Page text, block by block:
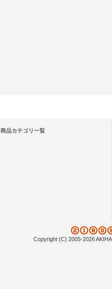
商品カテゴリ一覧
Copyright (C) 2005-2026